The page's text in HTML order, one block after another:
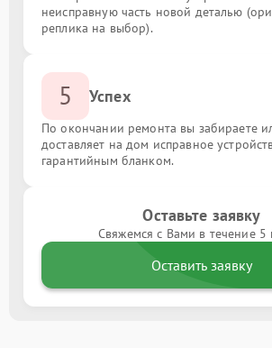
неисправную часть новой деталью
реплика на выбор).
5 Успех
По окончании ремонта вы забираете
доставляет на дом исправное
гарантийным бланком.
Оставьте заявку
Свяжемся с Вами в течение 5
Оставить заявку